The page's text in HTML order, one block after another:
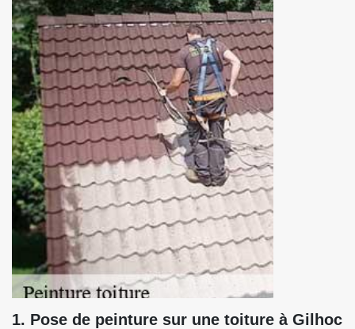
1. Pose de peinture sur une toiture à Gilhoc